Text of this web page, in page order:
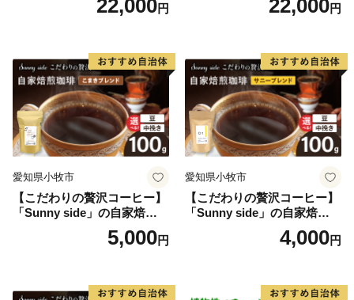
末飲料 粉末茶 簡単 手軽 ホッ
22,000円
セラー 粉末飲料 粉末茶 簡単
22,000円
愛知県小牧市
【こだわりの贅沢コーヒー】
「Sunny side」の自家焙煎珈
琲こまきブレンド（100g）
5,000円
愛知県小牧市
【こだわりの贅沢コーヒー】
「Sunny side」の自家焙煎珈
琲サニーブレンド（100g）
4,000円